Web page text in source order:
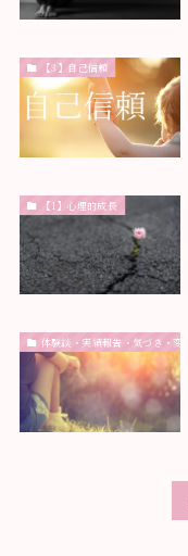
【3】自己信頼
【1】心理的成長
体験談・実績報告・気づき・変化